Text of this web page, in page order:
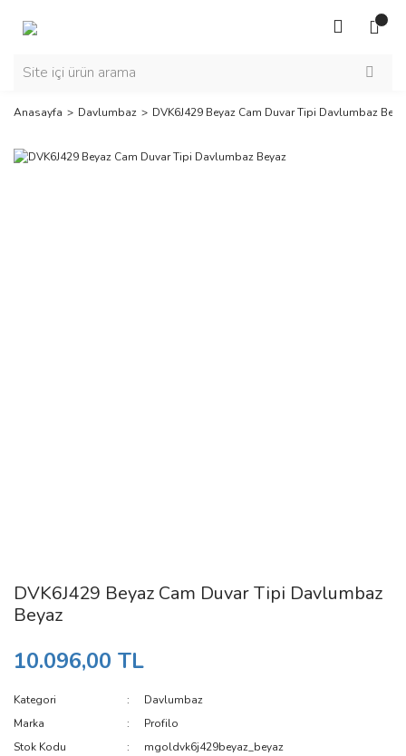
Anasayfa Davlumbaz DVK6J429 Beyaz Cam Duvar Tipi Davlumbaz
DVK6J429 Beyaz Cam Duvar Tipi Davlumbaz
Beyaz
10.096,00 TL
Kategori
Davlumbaz
Marka
Profilo
Stok Kodu
mgoldvk6j429beyaz_beyaz